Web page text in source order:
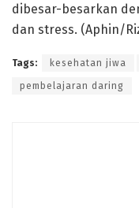
dibesar-besarkan
dan stress. (Aphin/
Tags: kesehatan jiwa
pembelajaran daring